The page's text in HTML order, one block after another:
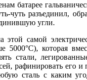
батарее
чуть разъединил,
угли.
самой
которая
стали,
рафинировать его и
сталь с каким